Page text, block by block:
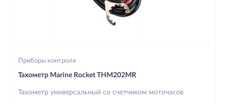
Приборы контроля
Тахометр Marine Rocket THM202MR
Тахометр универсальный со счетчиком моточасов